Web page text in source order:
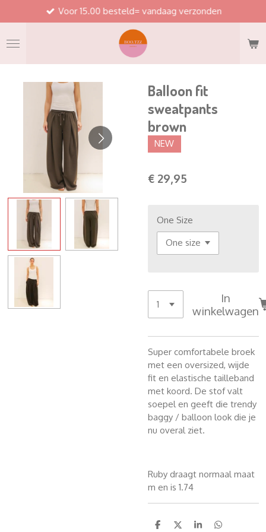
direct
naar
de
hoofdinhoud
Voor 15.00 besteld= vandaag verzonden
Balloon fit
sweatpants
brown
NEW
€ 29,95
One Size
In
winkelwagen
Super comfortabele broek
met een oversized, wijde
fit en elastische tailleband
met koord. De stof valt
soepel en geeft die trendy
baggy / balloon look die je
nu overal ziet.
Ruby draagt normaal maat
m en is 1.74
D D S D